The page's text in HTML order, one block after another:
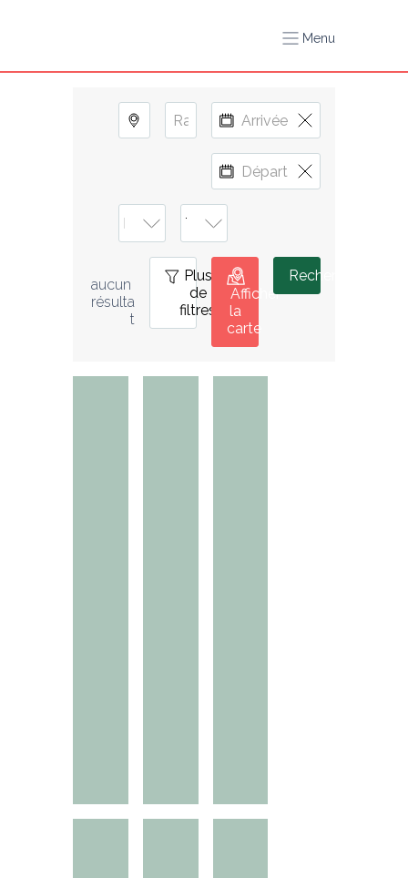
Menu
aucun
résulta
t
Plus
de
filtres
Afficher
la
carte
Rechercher